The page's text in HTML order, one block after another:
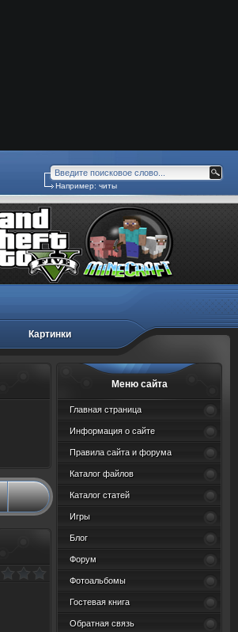
Например: читы
Картинки
Меню сайта
Главная страница
Информация о сайте
Правила сайта и форума
Каталог файлов
Каталог статей
Игры
Блог
Форум
Фотоальбомы
Гостевая книга
Обратная связь
НОВЫЙ МАТЕРИАЛ